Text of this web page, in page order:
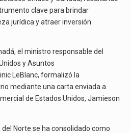
clave para brindar
jurídica y atraer inversión
el ministro responsable del
y Asuntos
LeBlanc, formalizó la
mediante una carta enviada a
de Estados Unidos, Jamieson
del Norte se ha consolidado como